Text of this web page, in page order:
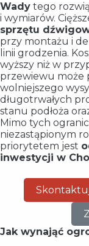
Wady tego
i wymiarów.
sprzętu
przy montażu i
linii grodzenia.
wyższy niż w
przewiewu może
wolniejszego
długotrwałych
stanu podłoża
Mimo tych
niezastąpionym
priorytetem jest
inwestycji w
Jak wynająć